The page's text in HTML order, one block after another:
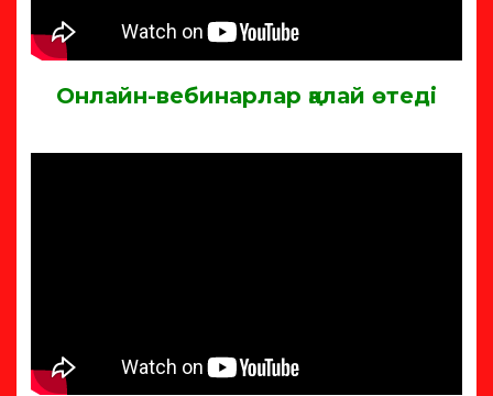
Онлайн-вебинарлар қалай өтеді